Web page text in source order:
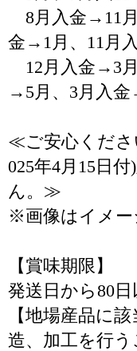
8月入金→11
金→1月、11月
12月入金→3
→5月、3月入金
≪ご安心くださ
025年4月15日
ん。≫
※画像はイメー
【賞味期限】
発送日から80日
【地場産品に
造、加工を行